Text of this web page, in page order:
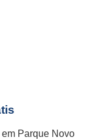
Parque Novo